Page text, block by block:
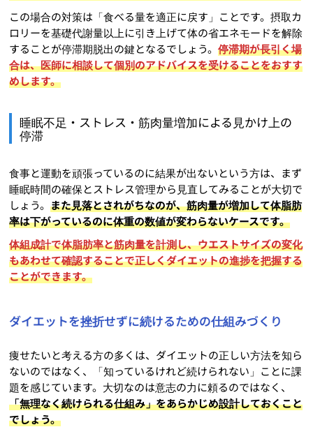
この場合の対策は「食べる量を適正に戻す」ことです。摂取カ
ロリーを基礎代謝量以上に引き上げて体の省エネモードを解除
することが停滞期脱出の鍵となるでしょう。停滞期が長引く場
合は、医師に相談して個別のアドバイスを受けることをおすす
めします。
睡眠不足・ストレス・筋肉量増加による見かけ上の
停滞
食事と運動を頑張っているのに結果が出ないという方は、まず
睡眠時間の確保とストレス管理から見直してみることが大切で
しょう。また見落とされがちなのが、筋肉量が増加して体脂肪
率は下がっているのに体重の数値が変わらないケースです。
体組成計で体脂肪率と筋肉量を計測し、ウエストサイズの変化
もあわせて確認することで正しくダイエットの進捗を把握する
ことができます。
ダイエットを挫折せずに続けるための仕組みづくり
痩せたいと考える方の多くは、ダイエットの正しい方法を知ら
ないのではなく、「知っているけれど続けられない」ことに課
題を感じています。大切なのは意志の力に頼るのではなく、
「無理なく続けられる仕組み」をあらかじめ設計しておくこと
でしょう。